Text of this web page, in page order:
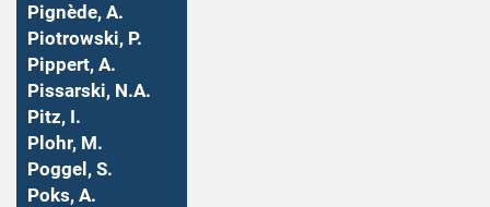
Pignède, A.
Piotrowski, P.
Pippert, A.
Pissarski, N.A.
Pitz, I.
Plohr, M.
Poggel, S.
Poks, A.